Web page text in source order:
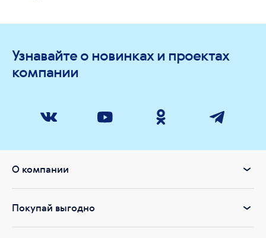
Узнавайте о новинках и проектах
компании
О компании
Покупай выгодно